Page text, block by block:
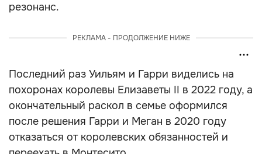
резонанс.
РЕКЛАМА - ПРОДОЛЖЕНИЕ НИЖЕ
Последний раз Уильям и Гарри виделись на
похоронах королевы Елизаветы II в 2022 году, а
окончательный раскол в семье оформился
после решения Гарри и Меган в 2020 году
отказаться от королевских обязанностей и